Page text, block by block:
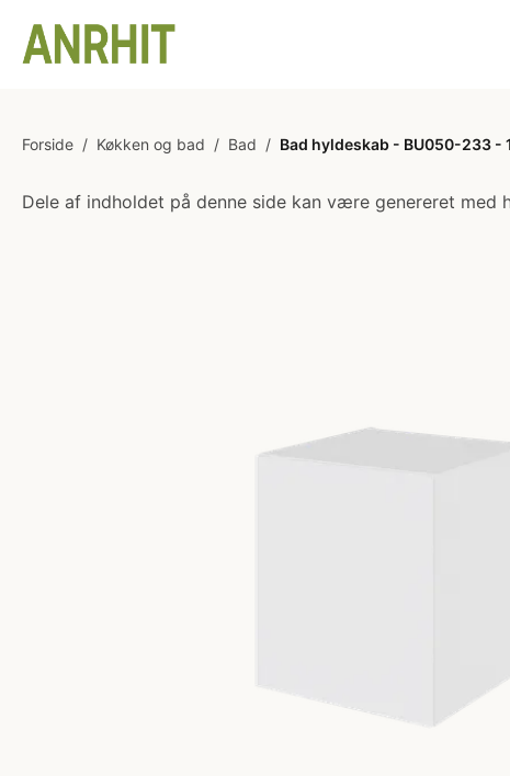
Forside / Køkken og bad / Bad / Bad hyldeskab - BU050-233 -
Dele af indholdet på denne side kan være genereret med